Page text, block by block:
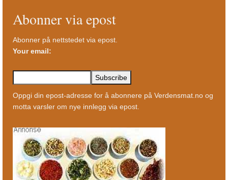
Abonner via epost
Abonner på nettstedet via epost.
Your email:
Oppgi din epost-adresse for å abonnere på Verdensmat.no og
motta varsler om nye innlegg via epost.